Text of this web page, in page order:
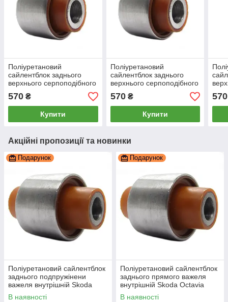
Поліуретановий
сайлентблок заднього
верхнього серпоподібного
важеля внутрішній Audi A3
2003-2012, PP-0165
570 ₴
Купити
Поліуретановий
сайлентблок заднього
верхнього серпоподібного
важеля внутрішній Audi A1
2010-2018, PP-0165
570₴
Купити
Yeti
570
Акційні пропозиції та новинки
Подарунок
Поліуретановий сайлентблок
заднього подпружінени
важеля внутрішній Skoda
Octavia 2013-, PP-0164
В наявності
Подарунок
Поліуретановий сайлентблок
заднього прямого важеля
внутрішній Skoda Octavia
2013-, PP-0164
В наявності